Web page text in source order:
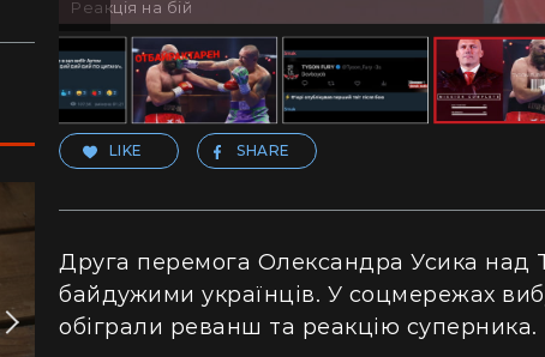
Реакція на бій
LIKE SHARE
Друга перемога Олександра Усика
байдужими українців. У соцмережах
обіграли реванш та реакцію суперника.